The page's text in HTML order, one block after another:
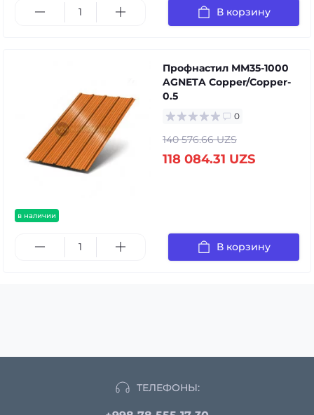
В корзину
в наличии
Профнастил ММ35-1000
AGNETA Copper/Copper-
0.5
0
140 576.66 UZS
118 084.31 UZS
В корзину
ТЕЛЕФОНЫ: